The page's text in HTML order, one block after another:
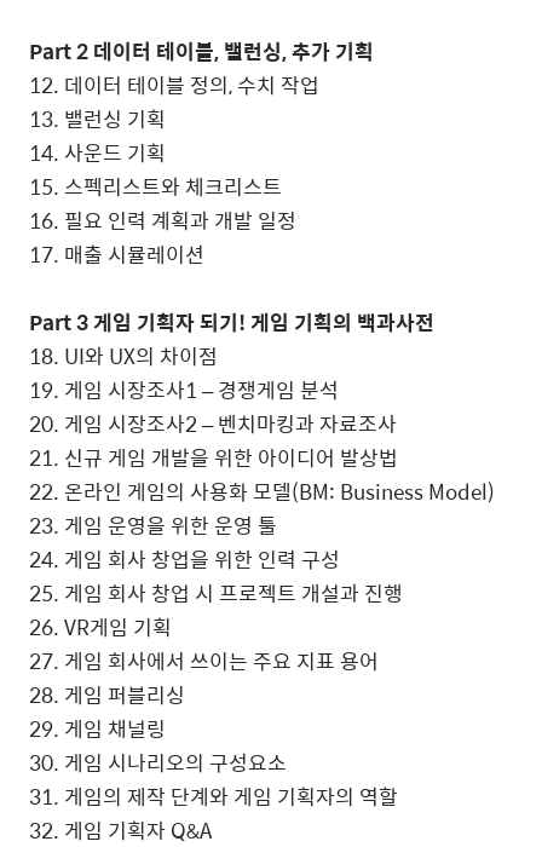
Part 2 데이터 테이블, 밸런싱, 추가 기획
12. 데이터 테이블 정의, 수치 작업
13. 밸런싱 기획
14. 사운드 기획
15. 스펙리스트와 체크리스트
16. 필요 인력 계획과 개발 일정
17. 매출 시뮬레이션
Part 3 게임 기획자 되기! 게임 기획의 백과사전
18. UI와 UX의 차이점
19. 게임 시장조사1 – 경쟁게임 분석
20. 게임 시장조사2 – 벤치마킹과 자료조사
21. 신규 게임 개발을 위한 아이디어 발상법
22. 온라인 게임의 사용화 모델(BM: Business Model)
23. 게임 운영을 위한 운영 툴
24. 게임 회사 창업을 위한 인력 구성
25. 게임 회사 창업 시 프로젝트 개설과 진행
26. VR게임 기획
27. 게임 회사에서 쓰이는 주요 지표 용어
28. 게임 퍼블리싱
29. 게임 채널링
30. 게임 시나리오의 구성요소
31. 게임의 제작 단계와 게임 기획자의 역할
32. 게임 기획자 Q&A